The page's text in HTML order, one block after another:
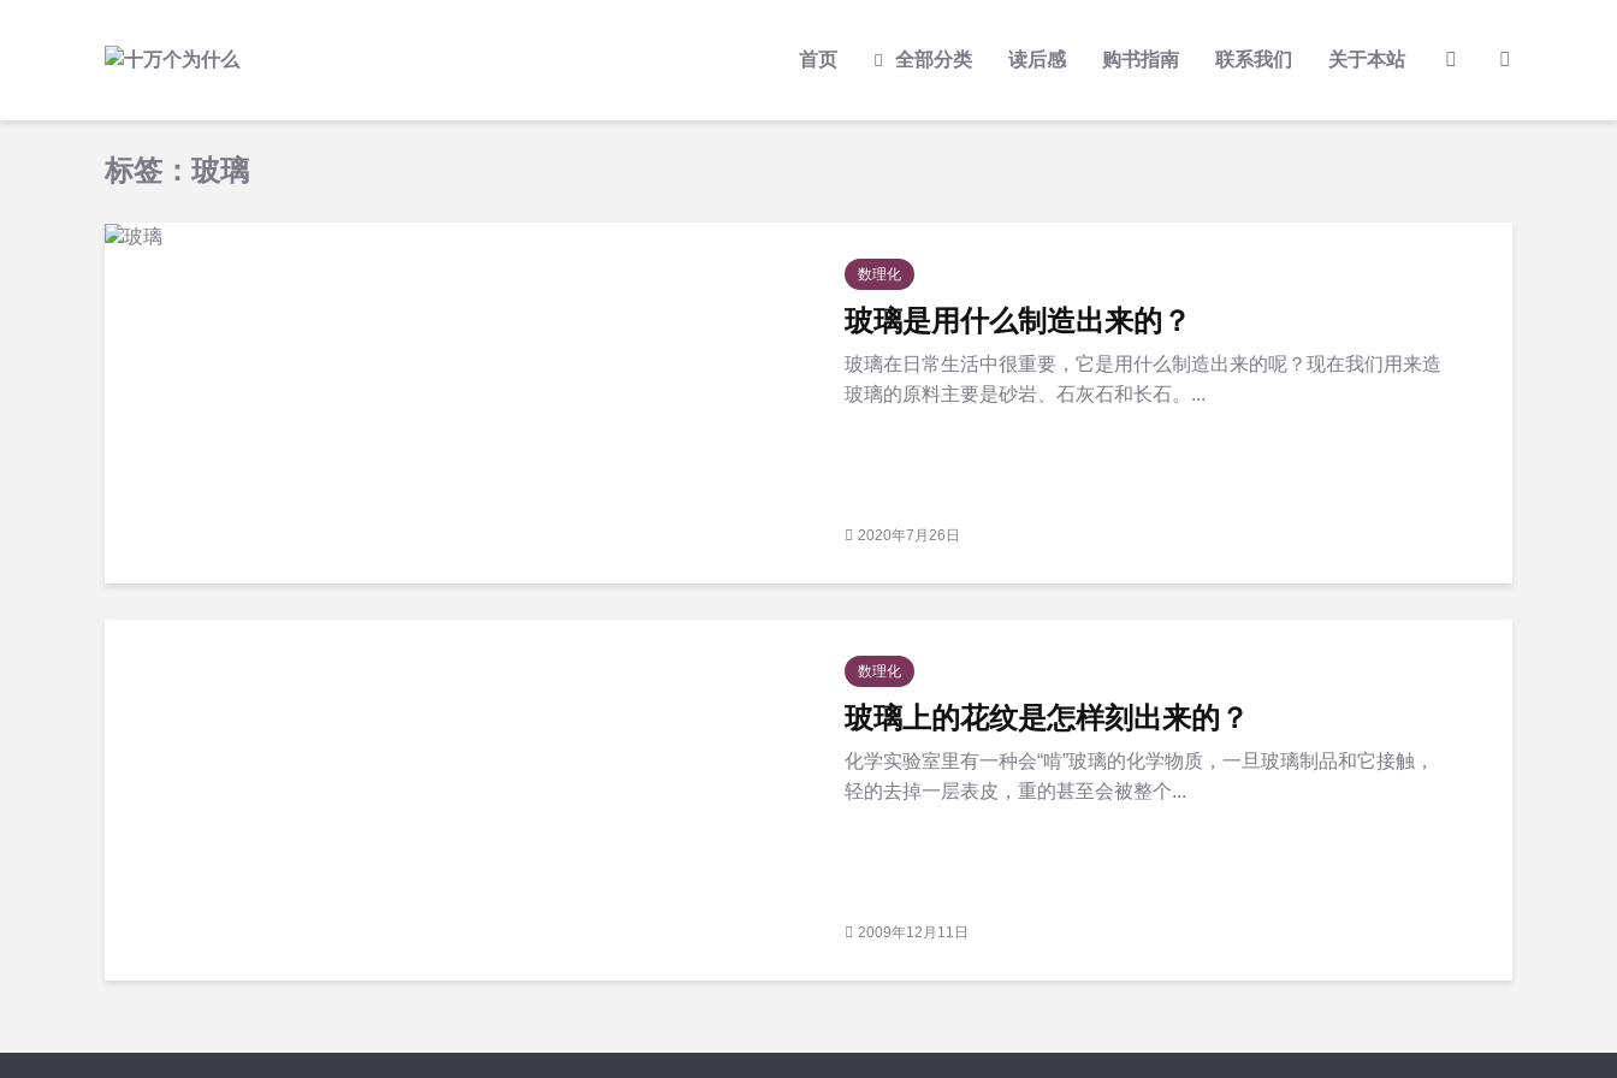
首页 全部分类 读后感 购书指南 联系我们 关于本站
标签：玻璃
数理化
玻璃是用什么制造出来的？
玻璃在日常生活中很重要，它是用什么制造出来的呢？现在我们用来造
玻璃的原料主要是砂岩、石灰石和长石。...
2020年7月26日
数理化
玻璃上的花纹是怎样刻出来的？
化学实验室里有一种会“啃”玻璃的化学物质，一旦玻璃制品和它接触，
轻的去掉一层表皮，重的甚至会被整个...
2009年12月11日